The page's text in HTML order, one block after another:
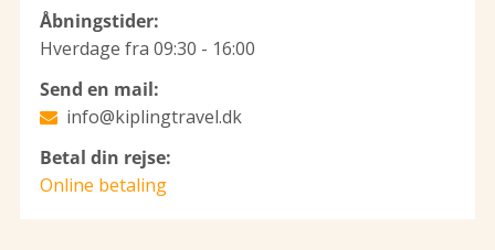
Åbningstider:
Hverdage fra 09:30 - 16:00
Send en mail:
info@kiplingtravel.dk
Betal din rejse:
Online betaling